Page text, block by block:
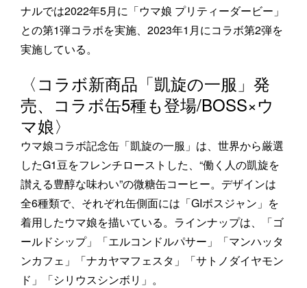
ナルでは2022年5月に「ウマ娘 プリティーダービー」
との第1弾コラボを実施、2023年1月にコラボ第2弾を
実施している。
〈コラボ新商品「凱旋の一服」発
売、コラボ缶5種も登場/BOSS×ウ
マ娘〉
ウマ娘コラボ記念缶「凱旋の一服」は、世界から厳選
したG1豆をフレンチローストした、“働く人の凱旋を
讃える豊醇な味わい”の微糖缶コーヒー。デザインは
全6種類で、それぞれ缶側面には「GIボスジャン」を
着用したウマ娘を描いている。ラインナップは、「ゴ
ールドシップ」「エルコンドルパサー」「マンハッタ
ンカフェ」「ナカヤマフェスタ」「サトノダイヤモン
ド」「シリウスシンボリ」。